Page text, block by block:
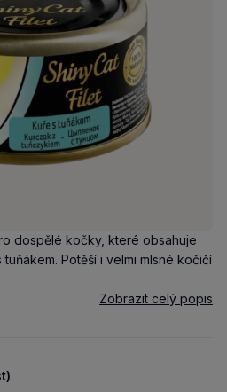
dospělé kočky, které obsahuje
Potěší i velmi mlsné kočičí
Zobrazit celý popis